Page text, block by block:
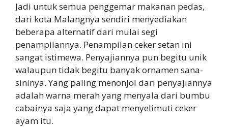
Jadi untuk semua penggemar makanan pedas,
dari kota Malangnya sendiri menyediakan
beberapa alternatif dari mulai segi
penampilannya. Penampilan ceker setan ini
sangat istimewa. Penyajiannya pun begitu unik
walaupun tidak begitu banyak ornamen sana-
sininya. Yang paling menonjol dari penyajiannya
adalah warna merah yang menyala dari bumbu
cabainya saja yang dapat menyelimuti ceker
ayam itu.